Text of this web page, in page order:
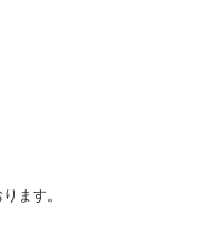
ます。